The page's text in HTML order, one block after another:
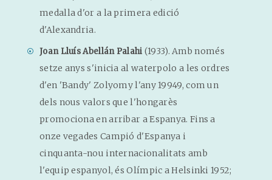
medalla d'or a la primera edició
d'Alexandria.
Joan Lluís Abellán Palahi (1933). Amb només
setze anys s'inicia al waterpolo a les ordres
d'en 'Bandy' Zolyomy l'any 19949, com un
dels nous valors que l'hongarès
promociona en arribar a Espanya. Fins a
onze vegades Campió d'Espanya i
cinquanta-nou internacionalitats amb
l'equip espanyol, és Olímpic a Helsinki 1952;